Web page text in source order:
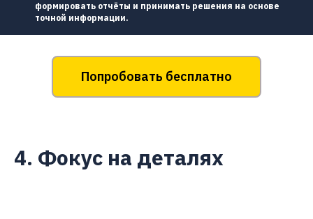
формировать отчёты и принимать решения на основе
точной информации.
Попробовать бесплатно
4. Фокус на деталях